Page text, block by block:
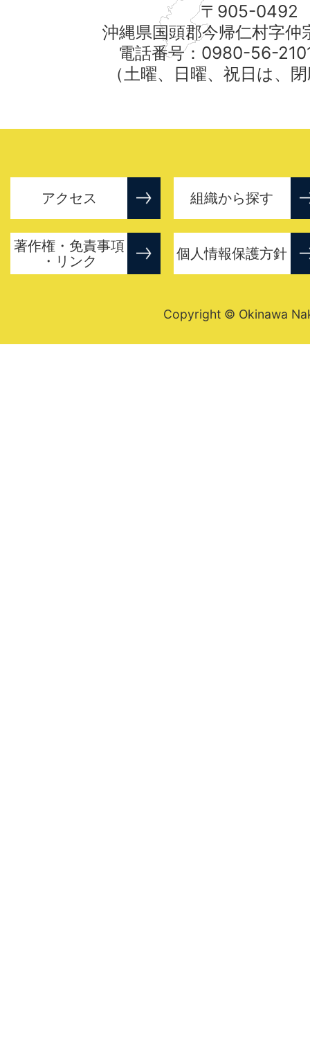
〒905-0492
沖縄県国頭郡今帰仁村字仲
電話番号：0980-56-
（土曜、日曜、祝日は、
アクセス 組織から探す
著作権・免責事項
・リンク
個人情報保護方針
Copyright © Okinawa